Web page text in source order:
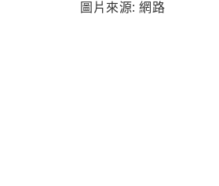
圖片來源: 網路